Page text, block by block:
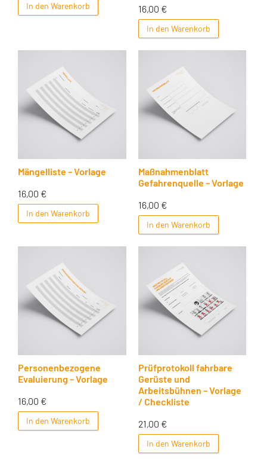
In den Warenkorb
16,00 €
In den Warenkorb
Mängelliste – Vorlage
16,00 €
In den Warenkorb
Maßnahmenblatt
Gefahrenquelle – Vorlage
16,00 €
In den Warenkorb
Personenbezogene
Evaluierung – Vorlage
16,00 €
In den Warenkorb
Prüfprotokoll fahrbare
Gerüste und
Arbeitsbühnen – Vorlage
/ Checkliste
21,00 €
In den Warenkorb